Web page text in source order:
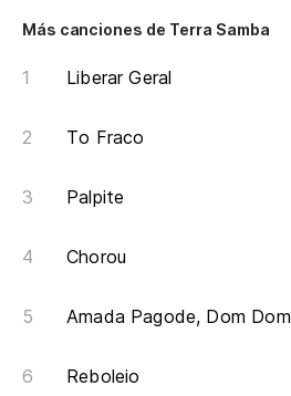
Más canciones de Terra Samba
Liberar Geral
To Fraco
Palpite
Chorou
Amada Pagode, Dom Dom
Reboleio